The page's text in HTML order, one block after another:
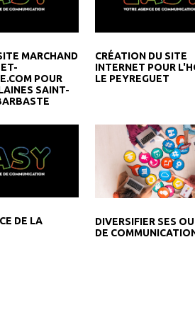
MARCHAND
POUR
SAINT-
CRÉATION DU SITE
INTERNET POUR
LE PEYREGUET
DE LA
DIVERSIFIER SES
DE